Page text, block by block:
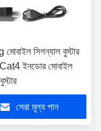
সিগন্যাল বুস্টার
Cat4 ইনডোর মোবাইল
সেরা মূল্য পান